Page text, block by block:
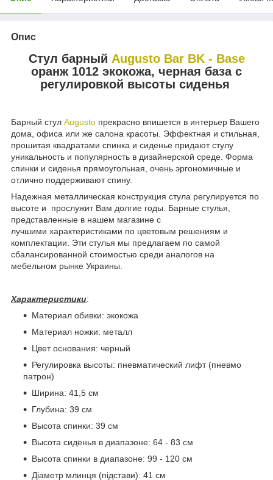
Опис
Стул барный Augusto Bar BK - Base
оранж 1012 экокожа, черная база с
регулировкой высоты сиденья
Барный стул Augusto прекрасно впишется в интерьер Вашего
дома, офиса или же салона красоты. Эффектная и стильная,
прошитая квадратами спинка и сиденье придают стулу
уникальность и популярность в дизайнерской среде. Форма
спинки и сиденья прямоугольная, очень эргономичные и
отлично поддерживают спину.
Надежная металлическая конструкция стула регулируется по
высоте и прослужит Вам долгие годы. Барные стулья,
представленные в нашем магазине с
лучшими характеристиками по цветовым решениям и
комплектации. Эти стулья мы предлагаем по самой
сбалансированной стоимостью среди аналогов на
мебельном рынке Украины.
Характеристики:
Материал обивки: экокожа
Материал ножки: металл
Цвет основания: черный
Регулировка высоты: пневматический лифт (пневмо
патрон)
Ширина: 41,5 см
Глубина: 39 см
Высота спинки: 39 см
Высота сиденья в диапазоне: 64 - 83 см
Высота спинки в диапазоне: 99 - 120 см
Діаметр млинця (підстави): 41 см